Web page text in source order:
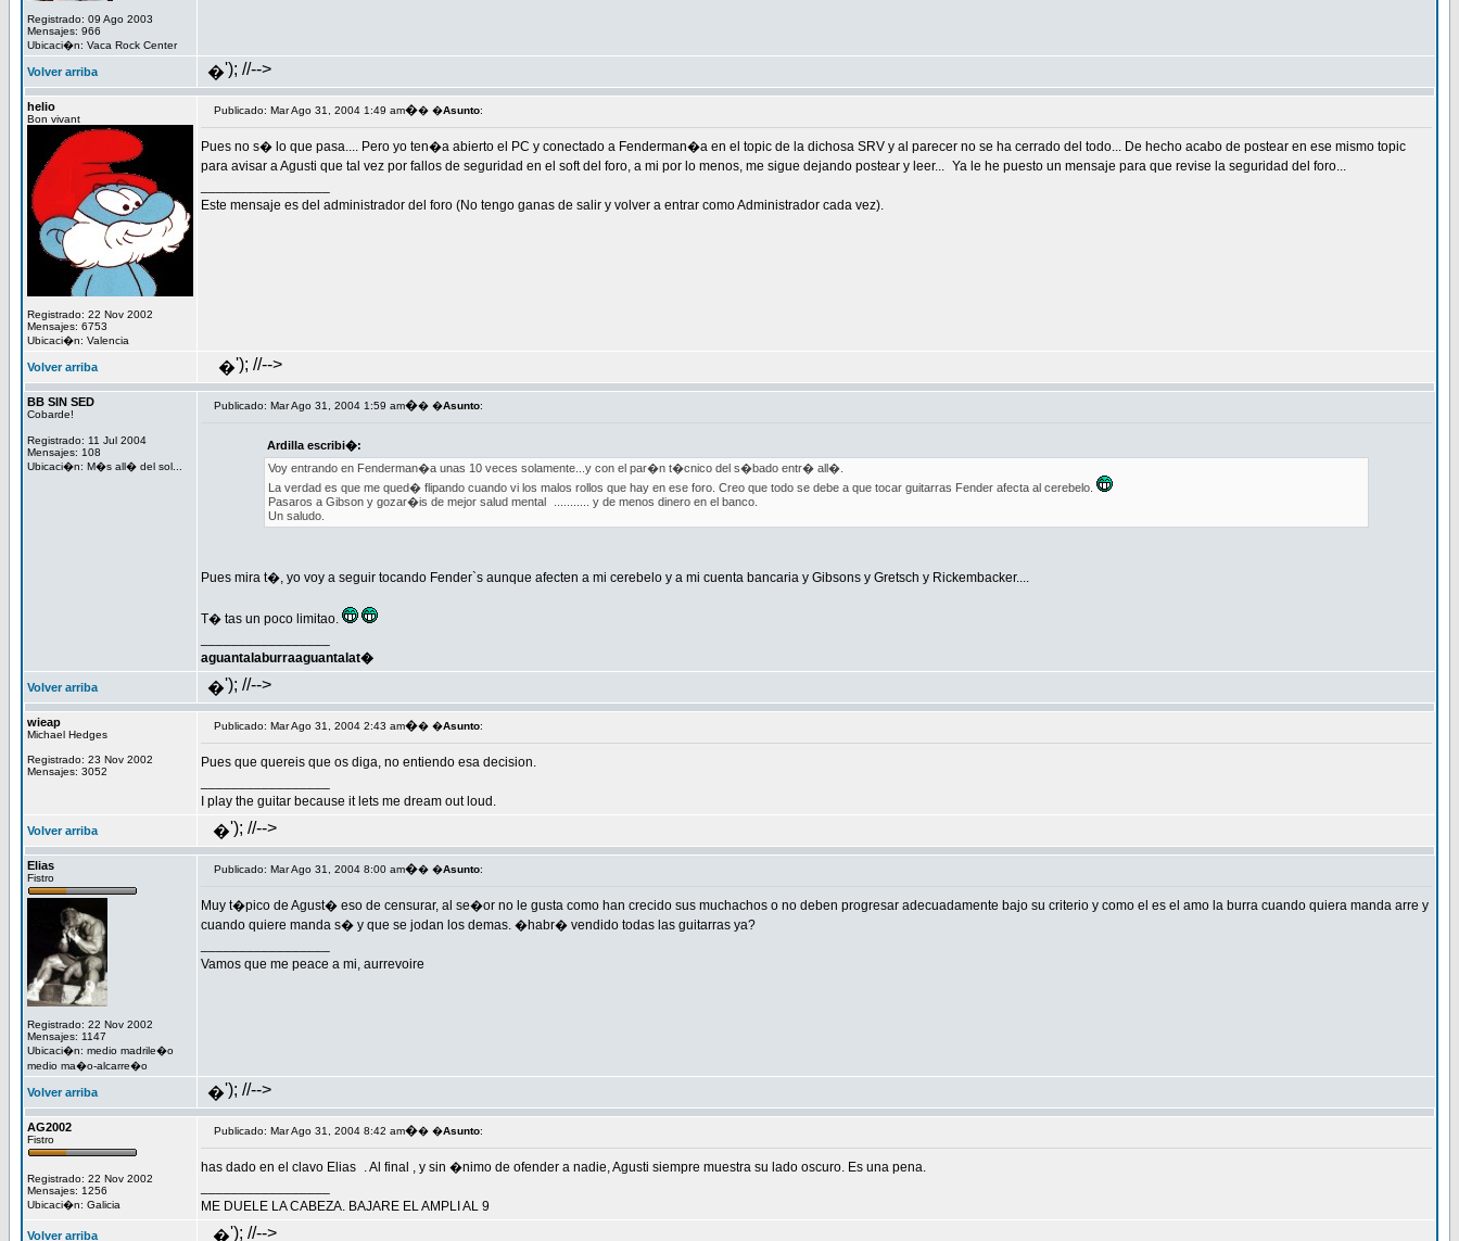
Registrado: 09 Ago 2003
Mensajes: 966
Ubicaci�n: Vaca Rock Center
Volver arriba �'); //-->
helio
Bon vivant
Registrado: 22 Nov 2002
Mensajes: 6753
Ubicaci�n: Valencia
Publicado: Mar Ago 31, 2004 1:49 am�� �Asunto:
Pues no s� lo que pasa.... Pero yo ten�a abierto el PC y conectado a Fenderman�a en el topic de la dichosa SRV y al parecer no se ha cerrado del todo... De hecho acabo de postear en ese mismo topic
para avisar a Agusti que tal vez por fallos de seguridad en el soft del foro, a mi por lo menos, me sigue dejando postear y leer... Ya le he puesto un mensaje para que revise la seguridad del foro...
Este mensaje es del administrador del foro (No tengo ganas de salir y volver a entrar como Administrador cada vez).
Volver arriba �'); //-->
BB SIN SED
Cobarde!
Registrado: 11 Jul 2004
Mensajes: 108
Ubicaci�n: M�s all� del sol...
Publicado: Mar Ago 31, 2004 1:59 am�� �Asunto:
Ardilla escribi�:
Voy entrando en Fenderman�a unas 10 veces solamente...y con el par�n t�cnico del s�bado entr� all�.
La verdad es que me qued� flipando cuando vi los malos rollos que hay en ese foro. Creo que todo se debe a que tocar guitarras Fender afecta al cerebelo.
Pasaros a Gibson y gozar�is de mejor salud mental
........... y de menos dinero en el banco.
Un saludo.
Pues mira t�, yo voy a seguir tocando Fender`s aunque afecten a mi cerebelo y a mi cuenta bancaria y Gibsons y Gretsch y Rickembacker....
T� tas un poco limitao.
aguantalaburraaguantalat�
Volver arriba �'); //-->
wieap
Michael Hedges
Registrado: 23 Nov 2002
Mensajes: 3052
Publicado: Mar Ago 31, 2004 2:43 am�� �Asunto:
Pues que quereis que os diga, no entiendo esa decision.
I play the guitar because it lets me dream out loud.
Volver arriba �'); //-->
Elias
Fistro
Registrado: 22 Nov 2002
Mensajes: 1147
Ubicaci�n: medio madrile�o
medio ma�o-alcarre�o
Publicado: Mar Ago 31, 2004 8:00 am�� �Asunto:
Muy t�pico de Agust� eso de censurar, al se�or no le gusta como han crecido sus muchachos o no deben progresar adecuadamente bajo su criterio y como el es el amo la burra cuando quiera manda arre y
cuando quiere manda s� y que se jodan los demas. �habr� vendido todas las guitarras ya?
Vamos que me peace a mi, aurrevoire
Volver arriba �'); //-->
AG2002
Fistro
Registrado: 22 Nov 2002
Mensajes: 1256
Ubicaci�n: Galicia
Publicado: Mar Ago 31, 2004 8:42 am�� �Asunto:
has dado en el clavo Elias . Al final , y sin �nimo de ofender a nadie, Agusti siempre muestra su lado oscuro. Es una pena.
ME DUELE LA CABEZA. BAJARE EL AMPLI AL 9
Volver arriba �'); //-->